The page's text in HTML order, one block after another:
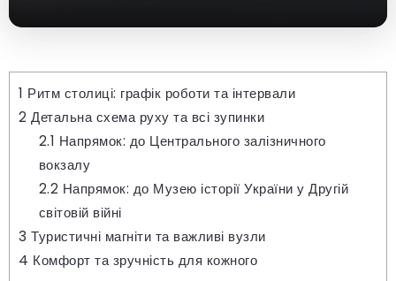
1 Ритм столиці: графік роботи та інтервали
2 Детальна схема руху та всі зупинки
2.1 Напрямок: до Центрального залізничного
вокзалу
2.2 Напрямок: до Музею історії України у Другій
світовій війні
3 Туристичні магніти та важливі вузли
4 Комфорт та зручність для кожного